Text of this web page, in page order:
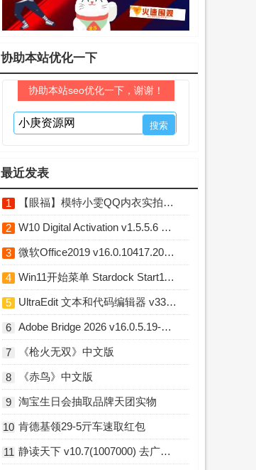
协助本站优化一下
协助本站seo优化一下，谢谢！
最近发表
1 【眼福】模特小雯QQ内衣实拍L露图舞蹈小庚网专属福利
2 W10 Digital Activation v1.5.5.6 Win10永久激活工具
3 微软Office2019 v16.0.10417.20176 直装破解版
4 Win11开始菜单 Stardock Start11 v2.7.3 破解版
5 UltraEdit 文本和代码编辑器 v33.0.0.23 中文破解版
6 Adobe Bridge 2026 v16.0.5.19-m0nkrus 多语言破解版
7 《枪火无双》中文版
8 《赤鸟》中文版
9 淘宝生日会抽取品牌天团实物
10 肯德基领29-5亓车速取红包
11 静读天下 v10.7(1007000) 去广告破解版